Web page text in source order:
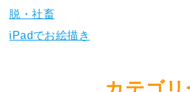
脱・社畜
iPadでお絵描き